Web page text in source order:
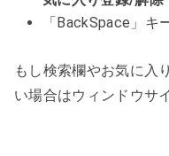
「BackSpace」キ
もし検索欄やお気に入
い場合はウィンドウサ